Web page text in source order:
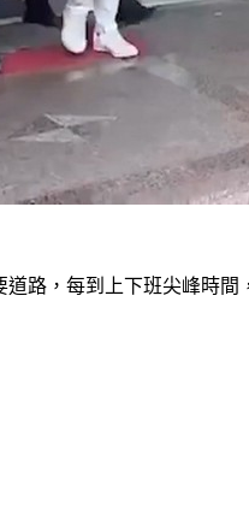
路，每到上下班尖峰時